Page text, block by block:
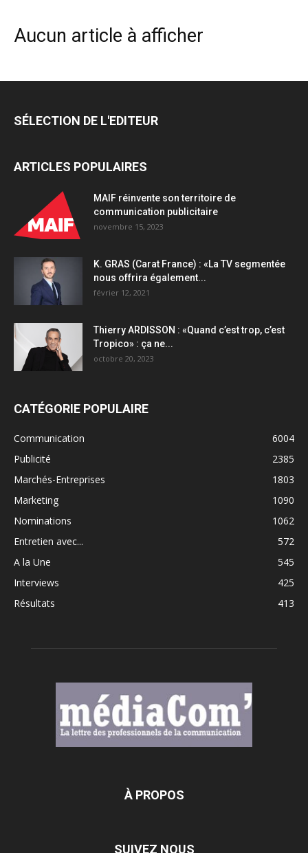
Aucun article à afficher
SÉLECTION DE L'EDITEUR
ARTICLES POPULAIRES
MAIF réinvente son territoire de
communication publicitaire
novembre 15, 2023
K. GRAS (Carat France) : «La TV segmentée
nous offrira également...
février 12, 2021
Thierry ARDISSON : «Quand c’est trop, c’est
Tropico» : ça ne...
octobre 20, 2023
CATÉGORIE POPULAIRE
Communication
6004
Publicité
2385
Marchés-Entreprises
1803
Marketing
1090
Nominations
1062
Entretien avec...
572
A la Une
545
Interviews
425
Résultats
413
À PROPOS
SUIVEZ NOUS